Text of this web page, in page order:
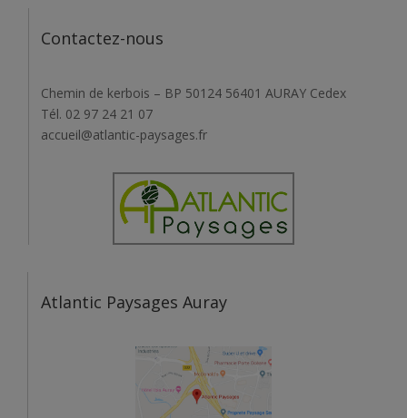
Contactez-nous
Chemin de kerbois – BP 50124 56401 AURAY Cedex
Tél. 02 97 24 21 07
accueil@atlantic-paysages.fr
Atlantic Paysages Auray